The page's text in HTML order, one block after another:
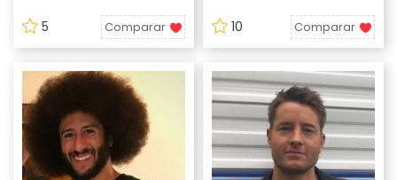
5 Comparar 10 Comparar